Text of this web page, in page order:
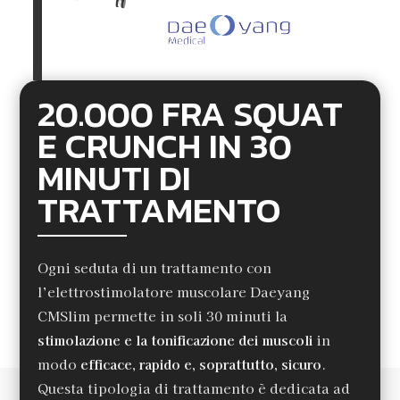
20.000 FRA SQUAT
E CRUNCH IN 30
MINUTI DI
TRATTAMENTO
Ogni seduta di un trattamento con
l’elettrostimolatore muscolare Daeyang
CMSlim permette in soli 30 minuti la
stimolazione e la tonificazione dei muscoli in
modo efficace, rapido e, soprattutto, sicuro.
Questa tipologia di trattamento è dedicata ad